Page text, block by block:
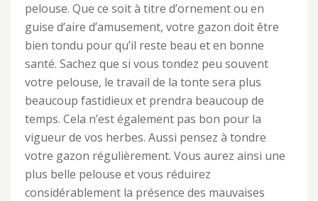
pelouse. Que ce soit à titre d’ornement ou en
guise d’aire d’amusement, votre gazon doit être
bien tondu pour qu’il reste beau et en bonne
santé. Sachez que si vous tondez peu souvent
votre pelouse, le travail de la tonte sera plus
beaucoup fastidieux et prendra beaucoup de
temps. Cela n’est également pas bon pour la
vigueur de vos herbes. Aussi pensez à tondre
votre gazon régulièrement. Vous aurez ainsi une
plus belle pelouse et vous réduirez
considérablement la présence des mauvaises